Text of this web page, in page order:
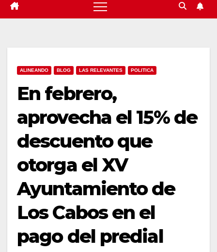
ALINEANDO BLOG LAS RELEVANTES POLITICA
En febrero,
aprovecha el 15% de
descuento que
otorga el XV
Ayuntamiento de
Los Cabos en el
pago del predial